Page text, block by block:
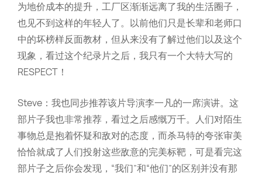
为地价成本的提升，工厂区渐渐远离了我的生活圈子，
也见不到这样的年轻人了。以前他们只是长辈和老师口
中的坏榜样反面教材，但从来没有了解过他们以及这个
现象，看过这个纪录片之后，我只有一个大特大写的
RESPECT！
Steve：我也同步推荐该片导演李一凡的一席演讲。这
部片子我也非常推荐，看过之后感慨万千。人们对陌生
事物总是抱着怀疑和敌对的态度，而杀马特的夸张审美
恰恰就成了人们投射这些敌意的完美标靶，可是看完这
部片子之后你会发现，“我们”和“他们”的区别并没有那